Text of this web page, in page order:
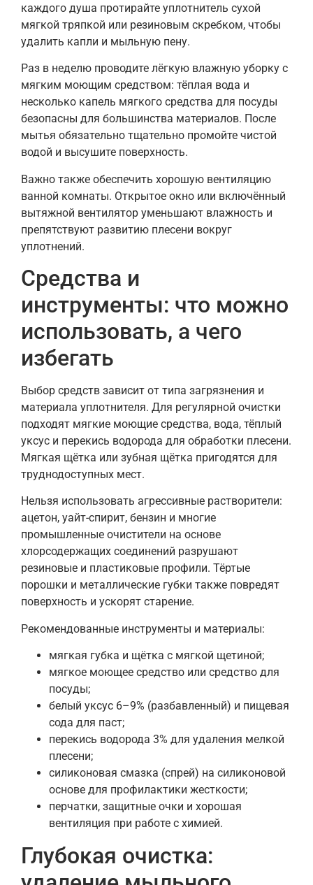
каждого душа протирайте уплотнитель сухой
мягкой тряпкой или резиновым скребком, чтобы
удалить капли и мыльную пену.
Раз в неделю проводите лёгкую влажную уборку с
мягким моющим средством: тёплая вода и
несколько капель мягкого средства для посуды
безопасны для большинства материалов. После
мытья обязательно тщательно промойте чистой
водой и высушите поверхность.
Важно также обеспечить хорошую вентиляцию
ванной комнаты. Открытое окно или включённый
вытяжной вентилятор уменьшают влажность и
препятствуют развитию плесени вокруг
уплотнений.
Средства и
инструменты: что можно
использовать, а чего
избегать
Выбор средств зависит от типа загрязнения и
материала уплотнителя. Для регулярной очистки
подходят мягкие моющие средства, вода, тёплый
уксус и перекись водорода для обработки плесени.
Мягкая щётка или зубная щётка пригодятся для
труднодоступных мест.
Нельзя использовать агрессивные растворители:
ацетон, уайт-спирит, бензин и многие
промышленные очистители на основе
хлорсодержащих соединений разрушают
резиновые и пластиковые профили. Тёртые
порошки и металлические губки также повредят
поверхность и ускорят старение.
Рекомендованные инструменты и материалы:
мягкая губка и щётка с мягкой щетиной;
мягкое моющее средство или средство для
посуды;
белый уксус 6–9% (разбавленный) и пищевая
сода для паст;
перекись водорода 3% для удаления мелкой
плесени;
силиконовая смазка (спрей) на силиконовой
основе для профилактики жесткости;
перчатки, защитные очки и хорошая
вентиляция при работе с химией.
Глубокая очистка: